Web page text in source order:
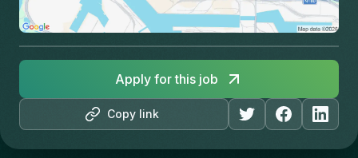
Copy link
Apply for this job